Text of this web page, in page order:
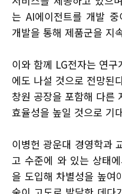
는 AI에이전트를 개발
개발을 통해 제품군을 지
이와 함께 LG전자는 연
에도 나설 것으로 전망된
창원 공장을 포함해 다른
효율성을 높일 것으로 기
이병헌 광운대 경영학과
고 수준에 와 있는 상태
을 도입해 차별성을 높